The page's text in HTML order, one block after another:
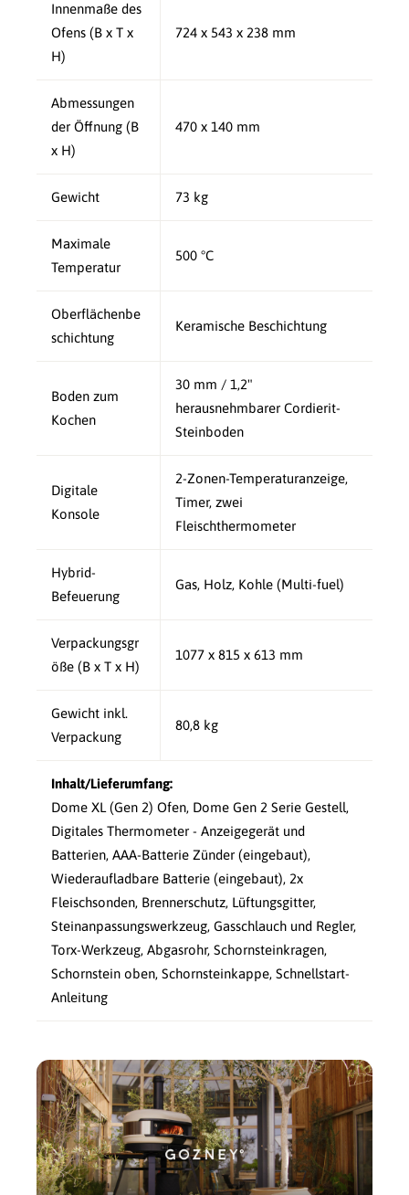
Innenmaße des
Ofens (B x T x
H)
724 x 543 x 238 mm
Abmessungen
der Öffnung (B
x H)
470 x 140 mm
Gewicht 73 kg
Maximale
Temperatur
500 °C
Oberflächenbe
schichtung
Keramische Beschichtung
Boden zum
Kochen
30 mm / 1,2"
herausnehmbarer Cordierit-
Steinboden
Digitale
Konsole
2-Zonen-Temperaturanzeige,
Timer, zwei
Fleischthermometer
Hybrid-
Befeuerung
Gas, Holz, Kohle (Multi-fuel)
Verpackungsgr
öße (B x T x H)
1077 x 815 x 613 mm
Gewicht inkl.
Verpackung
80,8 kg
Inhalt/Lieferumfang:
Dome XL (Gen 2) Ofen, Dome Gen 2 Serie Gestell,
Digitales Thermometer - Anzeigegerät und
Batterien, AAA-Batterie Zünder (eingebaut),
Wiederaufladbare Batterie (eingebaut), 2x
Fleischsonden, Brennerschutz, Lüftungsgitter,
Steinanpassungswerkzeug, Gasschlauch und Regler,
Torx-Werkzeug, Abgasrohr, Schornsteinkragen,
Schornstein oben, Schornsteinkappe, Schnellstart-
Anleitung